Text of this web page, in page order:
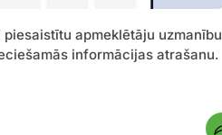
apmeklētāju uzmanību
informācijas atrašanu.